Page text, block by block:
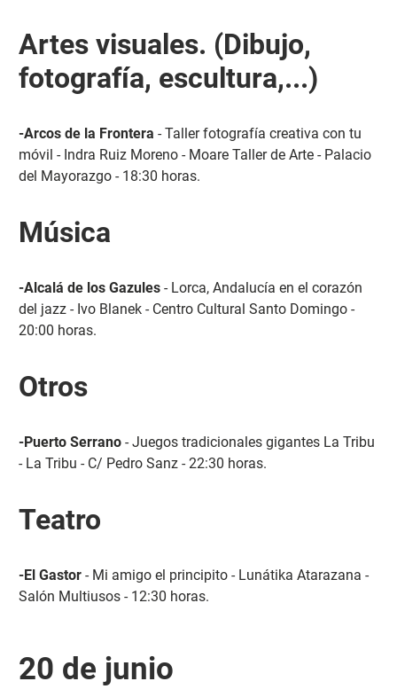
Artes visuales. (Dibujo,
fotografía, escultura,...)
-Arcos de la Frontera - Taller fotografía creativa con tu
móvil - Indra Ruiz Moreno - Moare Taller de Arte - Palacio
del Mayorazgo - 18:30 horas.
Música
-Alcalá de los Gazules- Lorca, Andalucía en el corazón
del jazz - Ivo Blanek - Centro Cultural Santo Domingo -
20:00 horas.
Otros
-Puerto Serrano- Juegos tradicionales gigantes La Tribu
- La Tribu - C/ Pedro Sanz - 22:30 horas.
Teatro
-El Gastor- Mi amigo el principito - Lunátika Atarazana -
Salón Multiusos - 12:30 horas.
20 de junio